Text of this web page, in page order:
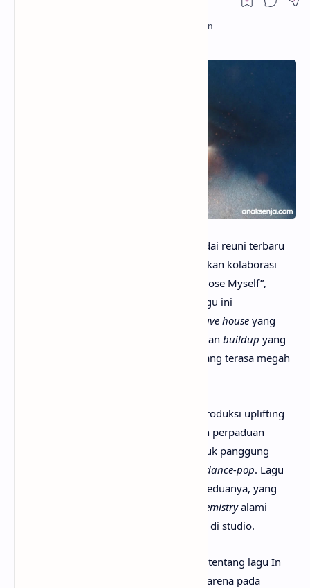
– “In Your Eyes” menandai reuni terbaru
antara Alesso dan Ryan Tedder, melanjutkan kolaborasi
sukses mereka sebelumnya seperti “If I Lose Myself”,
“Calling (Lose My Mind)”, dan “Scars”. Lagu ini
progressive house yang
sempat mendominasi era 2010-an, dengan buildup yang
euforia, melodi emosional, dan energi yang terasa megah
Didukung vokal khas Ryan Tedder dan produksi uplifting
dari Alesso, “In Your Eyes” menghadirkan perpaduan
nostalgia dan kesegaran yang cocok untuk panggung
dance-pop. Lagu
ini juga memperkuat hubungan kreatif keduanya, yang
chemistryalami
setiap kali mereka kembali bekerja sama di studio.
Mungkin kamu sudah sangat penasaran tentang lagu In
Your Eyes artinya apa? Tak perlu galau, karena pada